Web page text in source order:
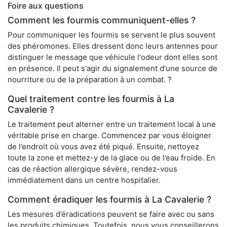
Foire aux questions
Comment les fourmis communiquent-elles ?
Pour communiquer les fourmis se servent le plus souvent
des phéromones. Elles dressent donc leurs antennes pour
distinguer le message que véhicule l'odeur dont elles sont
en présence. Il peut s'agir du signalement d'une source de
nourriture ou de la préparation à un combat. ?
Quel traitement contre les fourmis à La
Cavalerie ?
Le traitement peut alterner entre un traitement local à une
véritable prise en charge. Commencez par vous éloigner
de l’endroit où vous avez été piqué. Ensuite, nettoyez
toute la zone et mettez-y de la glace ou de l’eau froide. En
cas de réaction allergique sévère, rendez-vous
immédiatement dans un centre hospitalier.
Comment éradiquer les fourmis à La Cavalerie ?
Les mesures d’éradications peuvent se faire avec ou sans